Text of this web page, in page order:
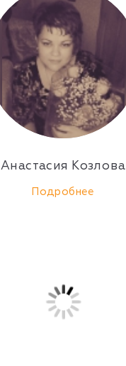
Анастасия Козлова
Подробнее